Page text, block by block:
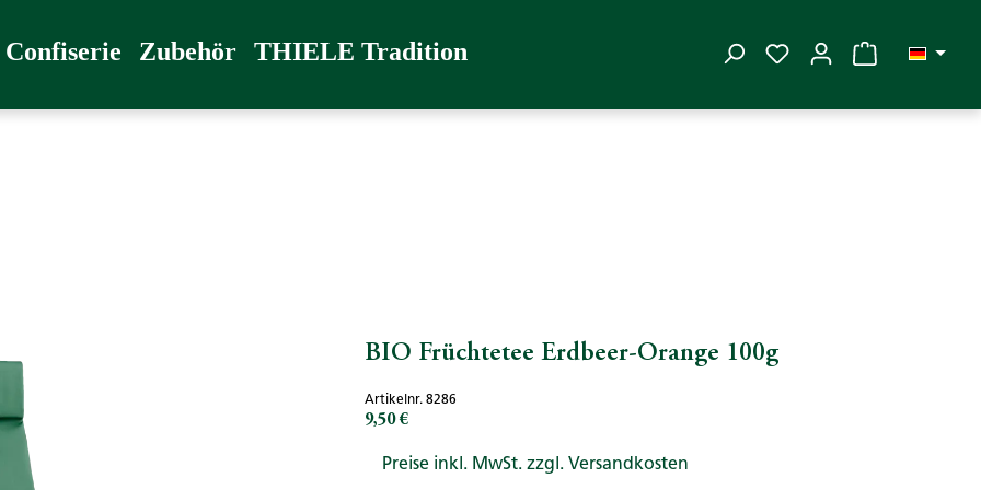
Confiserie Zubehör THIELE Tradition Du hast 0 Produkte
BIO Früchtetee Erdbeer-Orange 100g
Artikelnr. 8286
Regulärer Preis:
9,50 €
Preise inkl. MwSt. zzgl. Versandkosten